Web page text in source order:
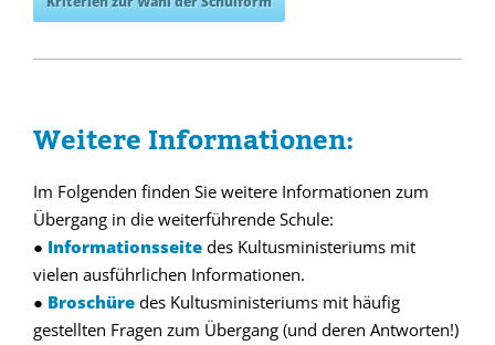
Weitere Informationen:
Im Folgenden finden Sie weitere Informationen zum
Übergang in die weiterführende Schule:
● Informationsseite des Kultusministeriums mit
vielen ausführlichen Informationen.
● Broschüre des Kultusministeriums mit häufig
gestellten Fragen zum Übergang (und deren Antworten!)